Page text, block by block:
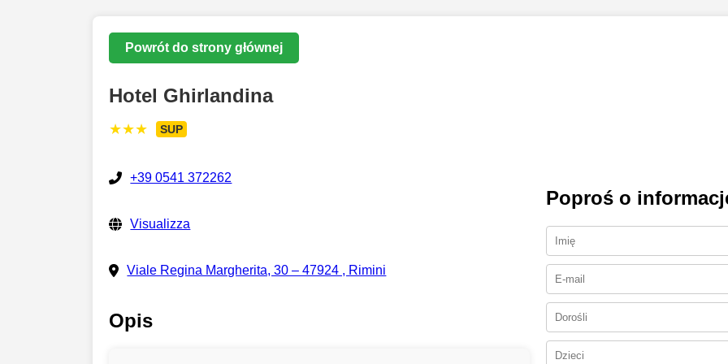
Powrót do strony głównej
Hotel Ghirlandina
★★★ SUP
+39 0541 372262
Visualizza
Viale Regina Margherita, 30 – 47924 , Rimini
Opis
Poproś o